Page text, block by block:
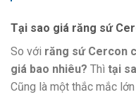
Tại sao giá răng sứ
So với răng sứ Cercon
giá bao nhiêu? Thì tại
Cũng là một thắc mắc